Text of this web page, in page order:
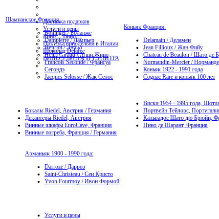
Доставка подарков
Услуги и цены
Кино… Вино…
Покупка винодельни в Италии
Шоколад Delafee
ВИНО 3 ЛИТРА И 1,5 ЛИТРА
Шампанское Франция:
Bollinger / Боланже
Dampierre / Дампьер
Henriot / Энрио
Henri Giraud / Анри Жиро
Francois Seconde / Франсуа
Сегондэ
Jacques Selosse / Жак Селос
Бокалы Riedel, Австрия / Германия
Декантеры Riedel, Австрия
Винные шкафы EuroCave, Франция
Винные погреба, Франция / Германия
Коньяк Франция:
Delamain / Деламен
Jean Fillioux / Жан Фийу
Chateau de Beaulon / Шато де
Normandin-Mercier /
Коньяк 1922 - 1991 года
Cognac Rare и коньяк 100 лет
Виски 1954 - 1995 года,
Портвейн Тейлорс,
Кальвадос Шато дю Брюйи,
Пино де Шарант, Франция
Арманьяк 1900 - 1990 года:
Darroze / Дарроз
Saint-Christeau / Сен Кристо
Yvon Fourmoy / Ивон Формой
Услуги и цены